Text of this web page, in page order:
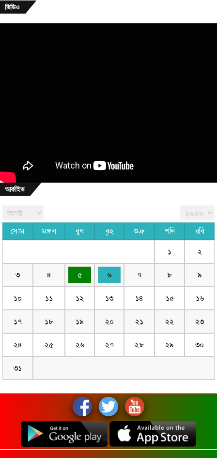
ভিডিও
আর্কাইভ
সোম মঙ্গল বুধ বৃহ শুক্র শনি রবি
১ ২
৩ ৪ ৫ ৬ ৭ ৮ ৯
১০ ১১ ১২ ১৩ ১৪ ১৫ ১৬
১৭ ১৮ ১৯ ২০ ২১ ২২ ২৩
২৪ ২৫ ২৬ ২৭ ২৮ ২৯ ৩০
৩১